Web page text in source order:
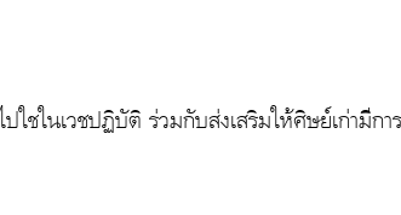
ในเวชปฏิบัติ ร่วมกับส่งเสริมให้ศิษย์เก่ามีกา